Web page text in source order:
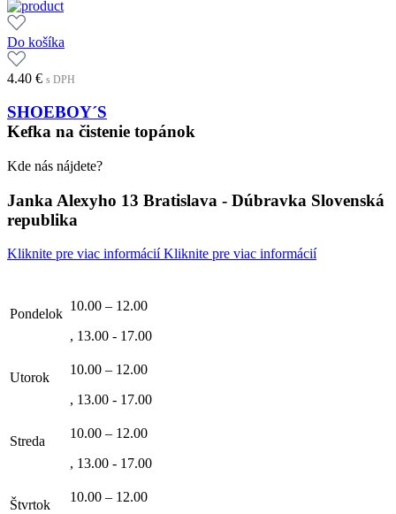
Do košíka
4.40 € s DPH
SHOEBOY´S
Kefka na čistenie topánok
Kde nás nájdete?
Janka Alexyho 13 Bratislava - Dúbravka Slovenská
republika
Kliknite pre viac informáciíKliknite pre viac informácií
Pondelok
10.00 – 12.00
, 13.00 - 17.00
Utorok
10.00 – 12.00
, 13.00 - 17.00
Streda
10.00 – 12.00
, 13.00 - 17.00
Štvrtok
10.00 – 12.00